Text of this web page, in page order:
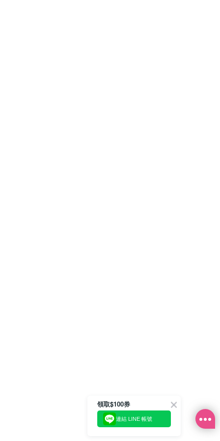
領取$100券
連結 LINE 帳號